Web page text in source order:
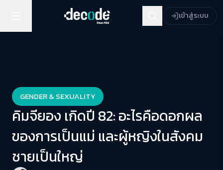
เข้าสู่ระบบ
GENDER & SEXUALITY
คิมจียอง เกิดปี 82: อะไรคือดอกผล
ของการเป็นแม่ และผู้หญิงในสังคม
ชายเป็นใหญ่